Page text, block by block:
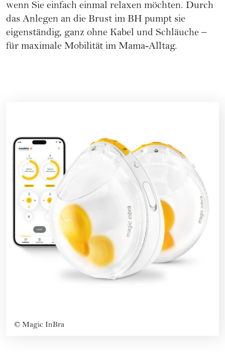
wenn Sie einfach einmal relaxen möchten. Durch
das Anlegen an die Brust im BH pumpt sie
eigenständig, ganz ohne Kabel und Schläuche –
für maximale Mobilität im Mama-Alltag.
© Magic InBra